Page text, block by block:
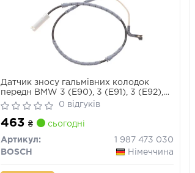
Датчик зносу гальмівних колодок
передн BMW 3 (E90), 3 (E91), 3 (E92),
X1 (E84) 2.0D-3.0D 08.05-06.15
0 відгуків
463 ₴ сьогодні
Артикул:
1 987 473 030
BOSCH
Німеччина